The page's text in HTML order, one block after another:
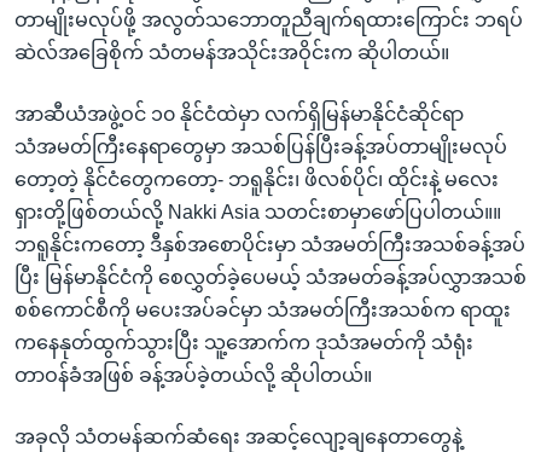
တာမျိုးမလုပ်ဖို့ အလွတ်သဘောတူညီချက်ရထားကြောင်း ဘရပ်
ဆဲလ်အခြေစိုက် သံတမန်အသိုင်းအဝိုင်းက ဆိုပါတယ်။
အာဆီယံအဖွဲ့ဝင် ၁၀ နိုင်ငံထဲမှာ လက်ရှိမြန်မာနိုင်ငံဆိုင်ရာ
သံအမတ်ကြီးနေရာတွေမှာ အသစ်ပြန်ပြီးခန့်အပ်တာမျိုးမလုပ်
တော့တဲ့ နိုင်ငံတွေကတော့- ဘရူနိုင်း၊ ဖိလစ်ပိုင်၊ ထိုင်းနဲ့ မလေး
ရှားတို့ဖြစ်တယ်လို့ Nakki Asia သတင်းစာမှာဖော်ပြပါတယ်။။
ဘရူနိုင်းကတော့ ဒီနှစ်အစောပိုင်းမှာ သံအမတ်ကြီးအသစ်ခန့်အပ်
ပြီး မြန်မာနိုင်ငံကို စေလွှတ်ခဲ့ပေမယ့် သံအမတ်ခန့်အပ်လွှာအသစ်
စစ်ကောင်စီကို မပေးအပ်ခင်မှာ သံအမတ်ကြီးအသစ်က ရာထူး
ကနေနုတ်ထွက်သွားပြီး သူ့အောက်က ဒုသံအမတ်ကို သံရုံး
တာဝန်ခံအဖြစ် ခန့်အပ်ခဲ့တယ်လို့ ဆိုပါတယ်။
အခုလို သံတမန်ဆက်ဆံရေး အဆင့်လျော့ချနေတာတွေနဲ့